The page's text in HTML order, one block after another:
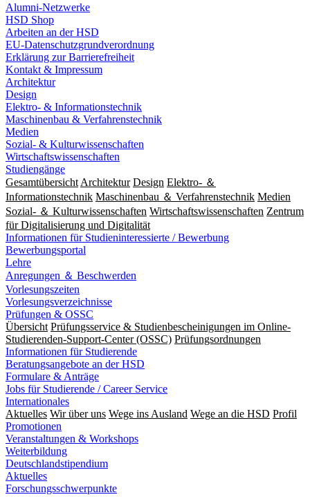
Alumni-Netzwerke
HSD Shop
Arbeiten an der HSD
EU-Datenschutzgrundverordnung
Erklärung zur Barrierefreiheit
Kontakt & Impressum
Architektur
Design
Elektro- & Informationstechnik
Maschinenbau & Verfahrenstechnik
Medien
Sozial- & Kulturwissenschaften
Wirtschaftswissenschaften
Studiengänge
Gesamtübersicht Architektur Design Elektro- ＆
Informationstechnik Maschinenbau ＆ Verfahrenstechnik Medien
Sozial- ＆ Kulturwissenschaften Wirtschaftswissenschaften Zentrum
für Digitalisierung und Digitalität
Informationen für Studieninteressierte / Bewerbung
Bewerbungsportal
Lehre
Anregungen ＆ Beschwerden
Vorlesungszeiten
Vorlesungsverzeichnisse
Prüfungen & OSSC
Übersicht Prüfungsservice & Studienbescheinigungen im Online-
Studierenden-Support-Center (OSSC) Prüfungsordnungen
Informationen für Studierende
Beratungsangebote an der HSD
Formulare & Anträge
Jobs für Studierende / Career Service
Internationales
Aktuelles Wir über uns Wege ins Ausland Wege an die HSD Profil
Promotionen
Veranstaltungen & Workshops
Weiterbildung
Deutschlandstipendium
Aktuelles
Forschungsschwerpunkte